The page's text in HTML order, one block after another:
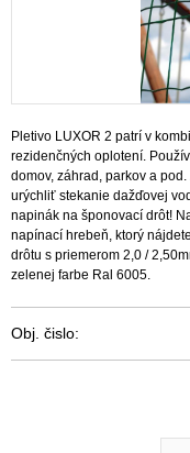
Pletivo LUXOR 2 patrí v
rezidenčných oplotení.
domov, záhrad, parkov a
urýchliť stekanie dažďovej
napinák na šponovací drôt!
napínací hrebeň, ktorý
drôtu s priemerom 2,0 /
zelenej farbe Ral 6005.
Obj. čislo: